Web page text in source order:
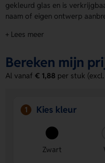
gekleurd glas en is
naam of eigen ontwerp
kaarsje helemaal van jou.
Voordelen van de
Selight
Achterzijde, Rondom,
opvallend resultaat.
Persoonlijk te maken
of eigen ontwerp
uitstraling.
+ Lees meer
Bereken mijn
Al vanaf€ 1,88 per stuk (excl.
1 Kies kleur
Zwart